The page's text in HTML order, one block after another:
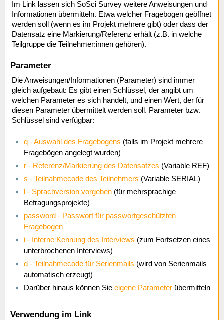
Im Link lassen sich SoSci Survey weitere Anweisungen und
Informationen übermitteln. Etwa welcher Fragebogen geöffnet
werden soll (wenn es im Projekt mehrere gibt) oder dass der
Datensatz eine Markierung/Referenz erhält (z.B. in welche
Teilgruppe die Teilnehmer:innen gehören).
Parameter
Die Anweisungen/Informationen (Parameter) sind immer
gleich aufgebaut: Es gibt einen Schlüssel, der angibt um
welchen Parameter es sich handelt, und einen Wert, der für
diesen Parameter übermittelt werden soll. Parameter bzw.
Schlüssel sind verfügbar:
q - Auswahl des Fragebogens (falls im Projekt mehrere
Fragebögen angelegt wurden)
r - Referenz/Markierung des Datensatzes (Variable REF)
s - Teilnahmecode des Teilnehmers (Variable SERIAL)
l - Sprachversion vorgeben (für mehrsprachige
Befragungsprojekte)
password - Passwort für passwortgeschützten
Fragebogen
i - Interne Kennung des Interviews (zum Fortsetzen eines
unterbrochenen Interviews)
d - Teilnahmecode für Serienmails (wird von Serienmails
automatisch erzeugt)
Darüber hinaus können Sie eigene Parameter übermitteln
Verwendung im Link